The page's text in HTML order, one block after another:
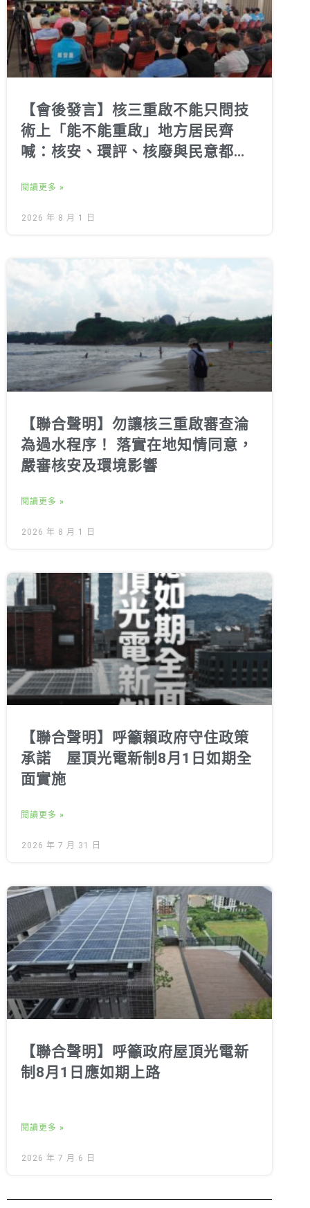
【會後發言】核三重啟不能只問技
術上「能不能重啟」地方居民齊
喊：核安、環評、核廢與民意都不
閱讀更多 »
2026 年 8 月 1 日
【聯合聲明】勿讓核三重啟審查淪
為過水程序！ 落實在地知情同意，
嚴審核安及環境影響
閱讀更多 »
2026 年 8 月 1 日
【聯合聲明】呼籲賴政府守住政策
承諾 屋頂光電新制8月1日如期全
面實施
閱讀更多 »
2026 年 7 月 31 日
【聯合聲明】呼籲政府屋頂光電新
制8月1日應如期上路
閱讀更多 »
2026 年 7 月 6 日